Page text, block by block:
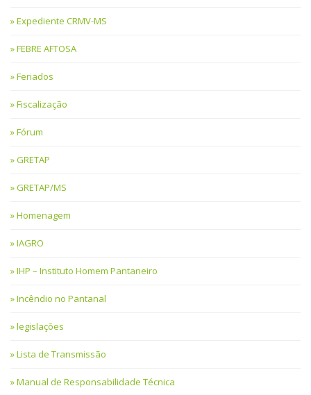
Expediente CRMV-MS
FEBRE AFTOSA
Feriados
Fiscalização
Fórum
GRETAP
GRETAP/MS
Homenagem
IAGRO
IHP – Instituto Homem Pantaneiro
Incêndio no Pantanal
legislações
Lista de Transmissão
Manual de Responsabilidade Técnica